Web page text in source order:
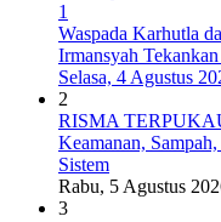
1
Waspada Karhutla
Irmansyah
Selasa, 4 Agustus
2
RISMA
Keamanan,
Sistem
Rabu, 5 Agustus
3